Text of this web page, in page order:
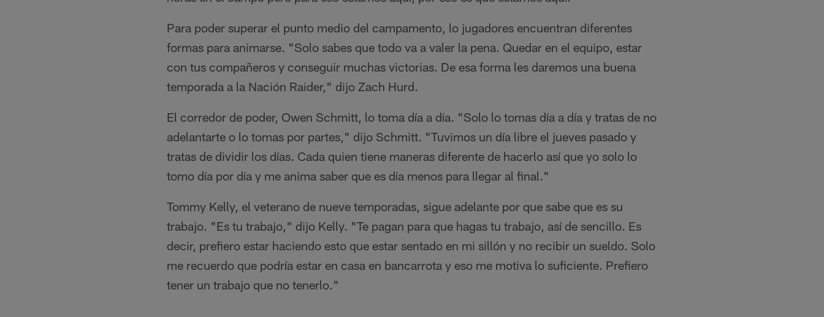
Para poder superar el punto medio del campamento, lo jugadores encuentran diferentes
formas para animarse. "Solo sabes que todo va a valer la pena. Quedar en el equipo, estar
con tus compañeros y conseguir muchas victorias. De esa forma les daremos una buena
temporada a la Nación Raider," dijo Zach Hurd.
El corredor de poder, Owen Schmitt, lo toma día a día. "Solo lo tomas día a día y tratas de no
adelantarte o lo tomas por partes," dijo Schmitt. "Tuvimos un día libre el jueves pasado y
tratas de dividir los días. Cada quien tiene maneras diferente de hacerlo así que yo solo lo
tomo día por día y me anima saber que es día menos para llegar al final."
Tommy Kelly, el veterano de nueve temporadas, sigue adelante por que sabe que es su
trabajo. "Es tu trabajo," dijo Kelly. "Te pagan para que hagas tu trabajo, así de sencillo. Es
decir, prefiero estar haciendo esto que estar sentado en mi sillón y no recibir un sueldo. Solo
me recuerdo que podría estar en casa en bancarrota y eso me motiva lo suficiente. Prefiero
tener un trabajo que no tenerlo."